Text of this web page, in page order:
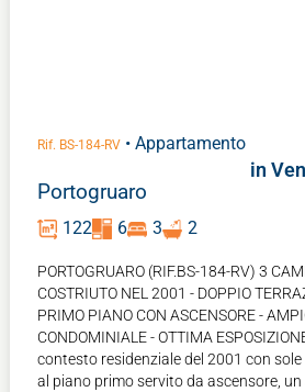
INIZIA VALUTAZIONE
Rif. BS-184-RV • Appartamento
in
Portogruaro
122 6 3 2
PORTOGRUARO (RIF.BS-184-RV) 3
COSTRIUTO NEL 2001 - DOPPIO
PRIMO PIANO CON ASCENSORE -
CONDOMINIALE - OTTIMA
contesto residenziale del 2001 con
al piano primo servito da ascensore,